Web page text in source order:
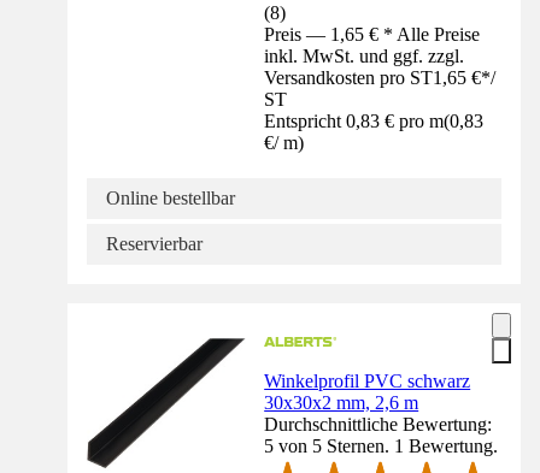
(8)
Preis — 1,65 € * Alle Preise
inkl. MwSt. und ggf. zzgl.
Versandkosten pro ST1,65 €*/
ST
Entspricht 0,83 € pro m(0,83
€/ m)
Online bestellbar
Reservierbar
Winkelprofil PVC schwarz
30x30x2 mm, 2,6 m
Durchschnittliche Bewertung:
5 von 5 Sternen. 1 Bewertung.